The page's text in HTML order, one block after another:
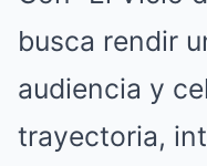
busca rendir
audiencia y
trayectoria,